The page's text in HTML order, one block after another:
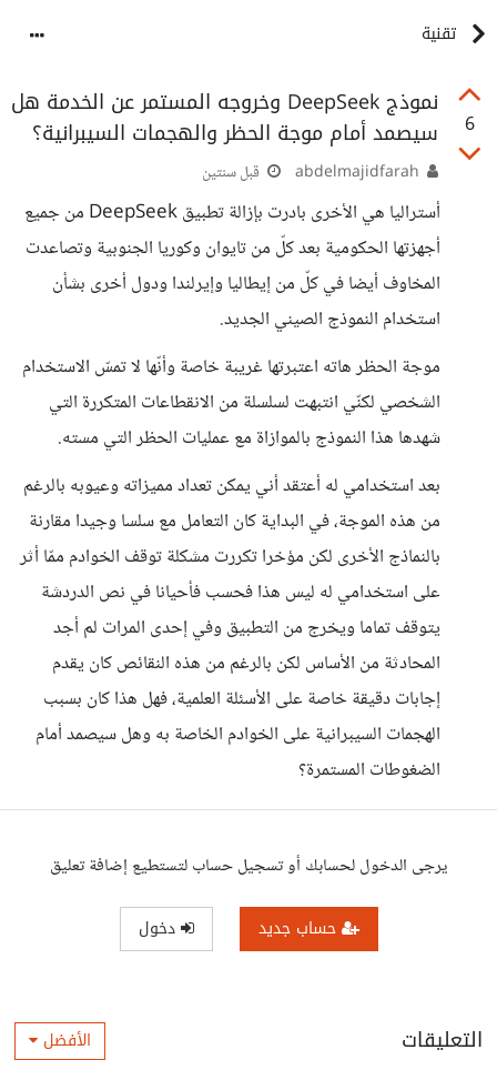
تقنية
6
نموذج DeepSeek وخروجه المستمر عن الخدمة هل
سيصمد أمام موجة الحظر والهجمات السيبرانية؟
قبل سنتين
أستراليا هي الأخرى بادرت بإزالة تطبيق DeepSeek من جميع
أجهزتها الحكومية بعد كلّ من تايوان وكوريا الجنوبية وتصاعدت
المخاوف أيضا في كلّ من إيطاليا وإيرلندا ودول أخرى بشأن
استخدام النموذج الصيني الجديد.
موجة الحظر هاته اعتبرتها غريبة خاصة وأنّها لا تمسّ الاستخدام
الشخصي لكنّي انتبهت لسلسلة من الانقطاعات المتكررة التي
شهدها هذا النموذج بالموازاة مع عمليات الحظر التي مسته.
بعد استخدامي له أعتقد أني يمكن تعداد مميزاته وعيوبه بالرغم
من هذه الموجة، في البداية كان التعامل مع سلسا وجيدا مقارنة
بالنماذج الأخرى لكن مؤخرا تكررت مشكلة توقف الخوادم ممّا أثر
على استخدامي له ليس هذا فحسب فأحيانا في نص الدردشة
يتوقف تماما ويخرج من التطبيق وفي إحدى المرات لم أجد
المحادثة من الأساس لكن بالرغم من هذه النقائص كان يقدم
إجابات دقيقة خاصة على الأسئلة العلمية، فهل هذا كان بسبب
الهجمات السيبرانية على الخوادم الخاصة به وهل سيصمد أمام
الضغوطات المستمرة؟
يرجى الدخول لحسابك أو تسجيل حساب لتستطيع إضافة تعليق
حساب جديد دخول
التعليقات الأفضل